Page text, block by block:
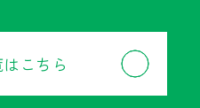
こちら